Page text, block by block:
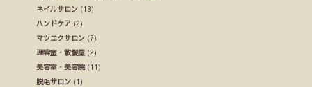
ネイルサロン (13)
ハンドケア (2)
マツエクサロン (7)
理容室・散髪屋 (2)
美容室・美容院(11)
脱毛サロン (1)